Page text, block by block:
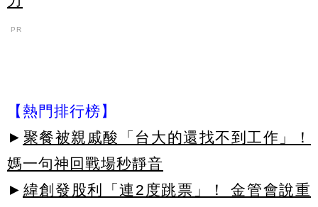
PR
【熱門排行榜】
► 聚餐被親戚酸「台大的還找不到工作」！
媽一句神回戰場秒靜音
► 緯創發股利「連2度跳票」！ 金管會說重